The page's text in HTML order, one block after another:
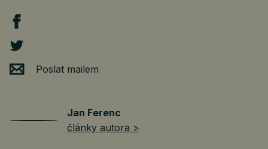
Poslat mailem
Jan Ferenc
články autora >